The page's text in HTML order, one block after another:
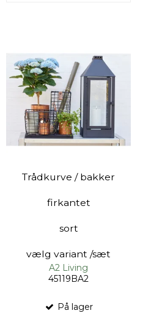
Trådkurve / bakker
firkantet
sort
vælg variant /sæt
A2 Living
45119BA2
På lager